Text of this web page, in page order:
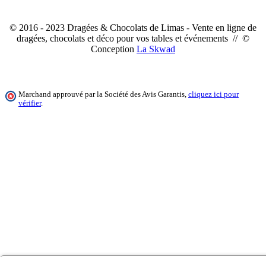
© 2016 - 2023 Dragées & Chocolats de Limas - Vente en ligne de
dragées, chocolats et déco pour vos tables et événements // ©
Conception La Skwad
Marchand approuvé par la Société des Avis Garantis, cliquez ici pour
vérifier.